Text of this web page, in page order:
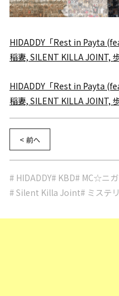
HIDADDY「Rest in Payta
稲妻, SILENT KILLA JOINT,
HIDADDY「Rest in Payta
稲妻, SILENT KILLA JOINT,
< 前へ
# HIDADDY# KBD# MC☆ニ
# Silent Killa Joint# ミステ